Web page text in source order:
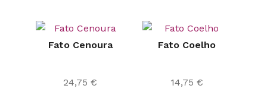
Fato Cenoura
24,75 €
Fato Coelho
14,75 €